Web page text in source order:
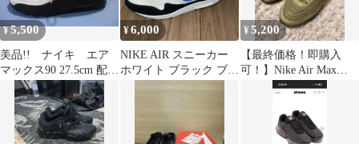
¥5,500
美品!! ナイキ エア
マックス90 27.5cm 配色
最高!!
¥6,000
NIKE AIR スニーカー
ホワイト ブラック ブル
¥5,200
【最終価格！即購入
可！】Nike Air Max
Verse 27.5cm